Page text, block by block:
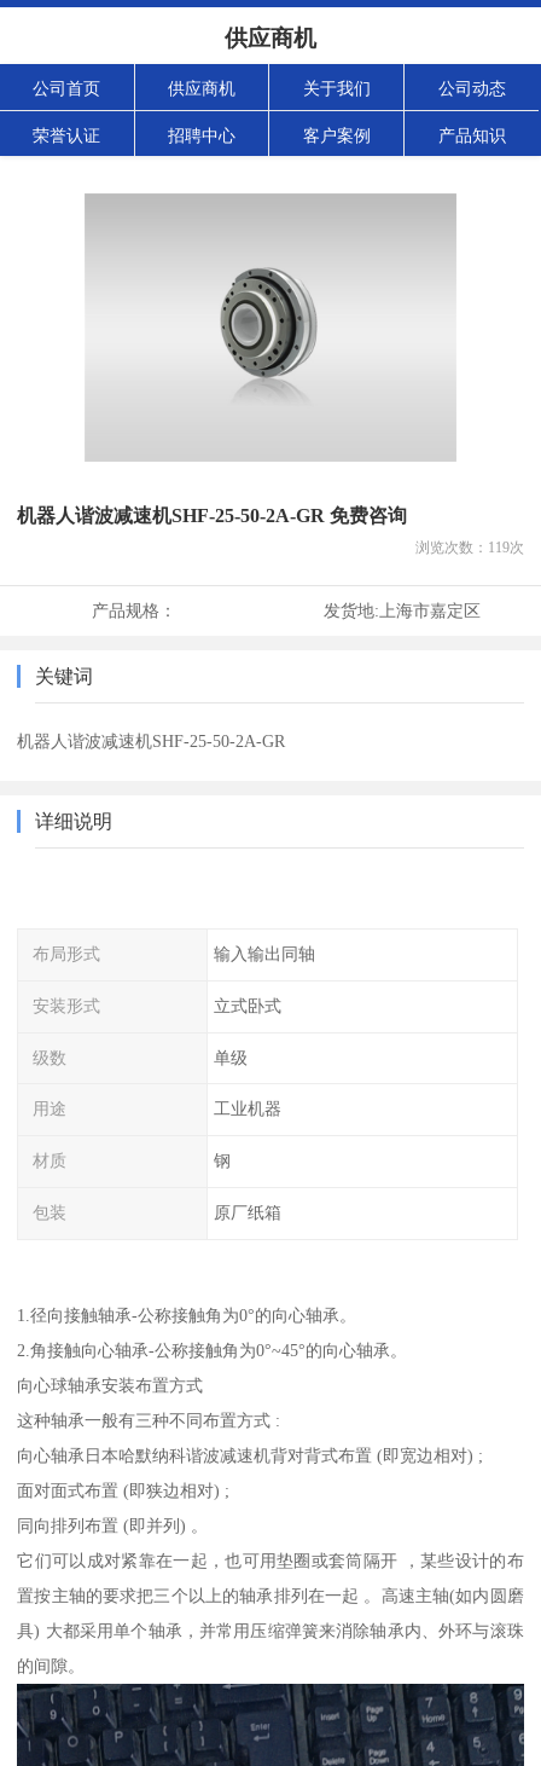
供应商机
公司首页 供应商机 关于我们 公司动态
荣誉认证 招聘中心 客户案例 产品知识
机器人谐波减速机SHF-25-50-2A-GR 免费咨询
浏览次数： 119次
产品规格： 发货地: 上海市嘉定区
关键词
机器人谐波减速机SHF-25-50-2A-GR
详细说明
布局形式 输入输出同轴
安装形式 立式卧式
级数 单级
用途 工业机器
材质 钢
包装 原厂纸箱
1.径向接触轴承-公称接触角为0°的向心轴承。
2.角接触向心轴承-公称接触角为0°~45°的向心轴承。
向心球轴承安装布置方式
这种轴承一般有三种不同布置方式 :
向心轴承日本哈默纳科谐波减速机背对背式布置 (即宽边相对) ;
面对面式布置 (即狭边相对) ;
同向排列布置 (即并列) 。
它们可以成对紧靠在一起，也可用垫圈或套筒隔开 ，某些设计的布
置按主轴的要求把三个以上的轴承排列在一起 。高速主轴(如内圆磨
具) 大都采用单个轴承，并常用压缩弹簧来消除轴承内、外环与滚珠
的间隙。